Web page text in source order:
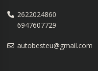
2622024860
6947607729
autobesteu@gmail.com